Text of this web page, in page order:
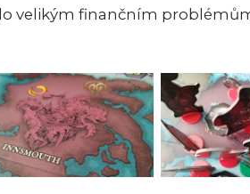
velikým finančním